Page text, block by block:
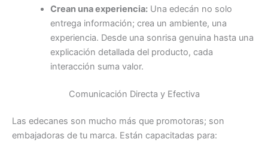
Crean una experiencia:Una edecán no solo
entrega información; crea un ambiente, una
experiencia. Desde una sonrisa genuina hasta una
explicación detallada del producto, cada
interacción suma valor.
Comunicación Directa y Efectiva
Las edecanes son mucho más que promotoras; son
embajadoras de tu marca. Están capacitadas para: